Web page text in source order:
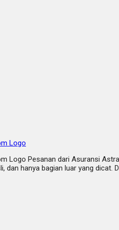
Logo
Logo Pesanan dari Asuransi
dan hanya bagian luar yang dicat.